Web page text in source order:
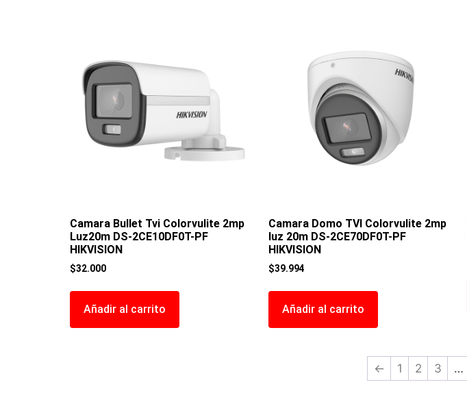
Camara Bullet Tvi Colorvulite 2mp
Luz20m DS-2CE10DF0T-PF
HIKVISION
$32.000
Añadir al carrito
Camara Domo TVI Colorvulite 2mp
luz 20m DS-2CE70DF0T-PF
HIKVISION
$39.994
Añadir al carrito
← 1 2 3 …